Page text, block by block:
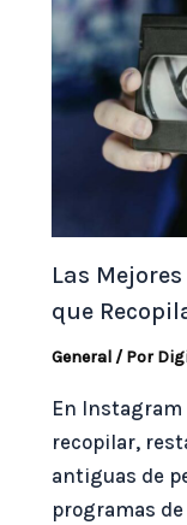
Las
que
General/ Por
En
recopilar,
antiguas de
programas